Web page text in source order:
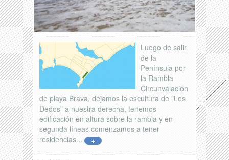
Luego de salir
de la
Península por
la Rambla
Circunvalación
de playa Brava, dejamos la escultura de "Los
Dedos" a nuestra derecha, tenemos
edificación en altura sobre la rambla y en
segunda líneas comenzamos a tener
residencias...
+